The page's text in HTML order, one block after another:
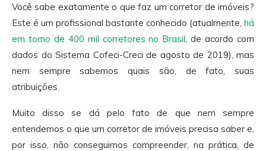
Você sabe exatamente o que faz um corretor de imóveis?
Este é um profissional bastante conhecido (atualmente, há
em torno de 400 mil corretores no Brasil, de acordo com
dados do Sistema Cofeci-Creci de agosto de 2019), mas
nem sempre sabemos quais são, de fato, suas
atribuições.
Muito disso se dá pelo fato de que nem sempre
entendemos o que um corretor de imóveis precisa saber e,
por isso, não conseguimos compreender, na prática, de